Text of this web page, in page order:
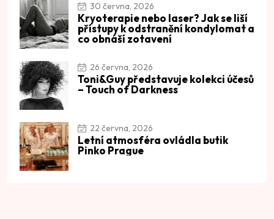
30 června, 2026
Kryoterapie nebo laser? Jak se liší
přístupy k odstranění kondylomat a
co obnáší zotavení
26 června, 2026
Toni&Guy představuje kolekci účesů
– Touch of Darkness
22 června, 2026
Letní atmosféra ovládla butik
Pinko Prague